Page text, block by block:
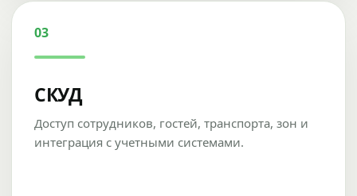
03
СКУД
Доступ сотрудников, гостей, транспорта, зон и
интеграция с учетными системами.